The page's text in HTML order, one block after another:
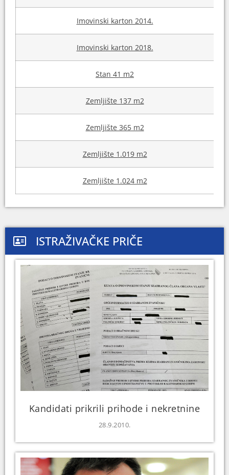
Imovinski karton 2014.
Imovinski karton 2018.
Stan 41 m2
Zemljište 137 m2
Zemljište 365 m2
Zemljište 1.019 m2
Zemljište 1.024 m2
ISTRAŽIVAČKE PRIČE
Kandidati prikrili prihode i nekretnine
28.9.2010.